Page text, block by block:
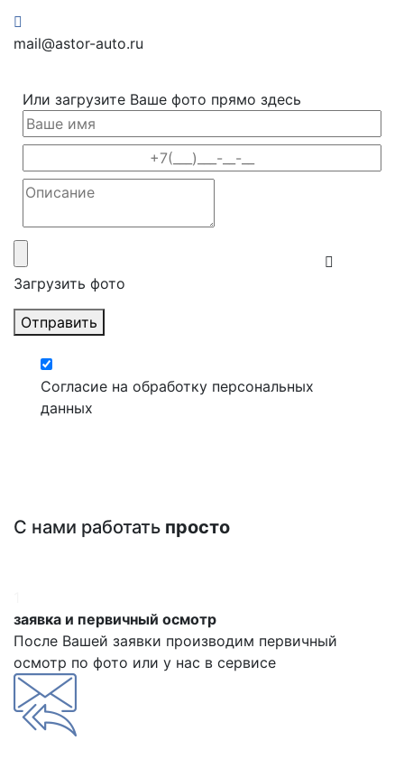
mail@astor-auto.ru
Или загрузите Ваше фото прямо здесь
Загрузить фото
Отправить
Согласие на обработку персональных
данных
С нами работать просто
заявка и первичный осмотр
После Вашей заявки производим первичный
осмотр по фото или у нас в сервисе